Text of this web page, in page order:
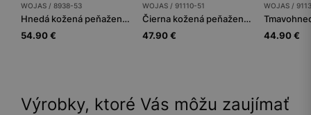
WOJAS / 8938-53
Hnedá kožená peňaženka pre mužov s ochranou proti krádeži RFID
54.90 €
WOJAS / 91110-51
Čierna kožená peňaženka na karty
47.90 €
WOJAS /
44.90 €
Výrobky, ktoré Vás môžu zaujímať